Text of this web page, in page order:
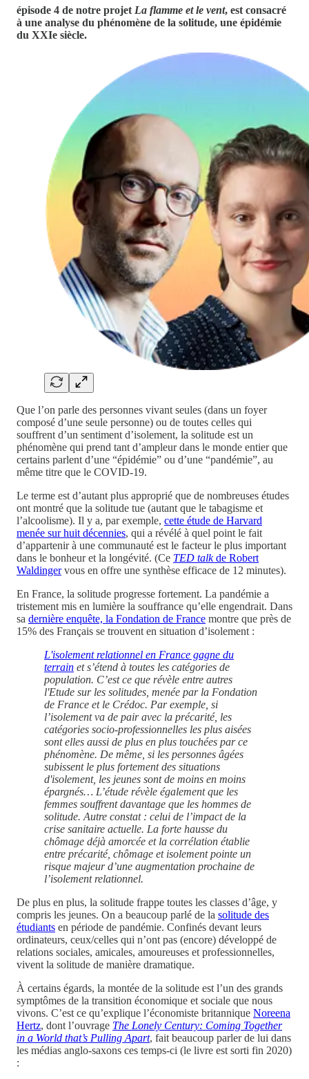
épisode 4 de notre projet La flamme et le vent, est consacré
à une analyse du phénomène de la solitude, une épidémie
du XXIe siècle.
Que l’on parle des personnes vivant seules (dans un foyer
composé d’une seule personne) ou de toutes celles qui
souffrent d’un sentiment d’isolement, la solitude est un
phénomène qui prend tant d’ampleur dans le monde entier que
certains parlent d’une “épidémie” ou d’une “pandémie”, au
même titre que le COVID-19.
Le terme est d’autant plus approprié que de nombreuses études
ont montré que la solitude tue (autant que le tabagisme et
l’alcoolisme). Il y a, par exemple, cette étude de Harvard
menée sur huit décennies, qui a révélé à quel point le fait
d’appartenir à une communauté est le facteur le plus important
dans le bonheur et la longévité. (Ce TED talkde Robert
Waldingervous en offre une synthèse efficace de 12 minutes).
En France, la solitude progresse fortement. La pandémie a
tristement mis en lumière la souffrance qu’elle engendrait. Dans
sa dernière enquête, la Fondation de France montre que près de
15% des Français se trouvent en situation d’isolement :
L'isolement relationnel en France gagne du
terrain et s’étend à toutes les catégories de
population. C’est ce que révèle entre autres
l'Etude sur les solitudes, menée par la Fondation
de France et le Crédoc. Par exemple, si
l’isolement va de pair avec la précarité, les
catégories socio-professionnelles les plus aisées
sont elles aussi de plus en plus touchées par ce
phénomène. De même, si les personnes âgées
subissent le plus fortement des situations
d'isolement, les jeunes sont de moins en moins
épargnés… L’étude révèle également que les
femmes souffrent davantage que les hommes de
solitude. Autre constat : celui de l’impact de la
crise sanitaire actuelle. La forte hausse du
chômage déjà amorcée et la corrélation établie
entre précarité, chômage et isolement pointe un
risque majeur d’une augmentation prochaine de
l’isolement relationnel.
De plus en plus, la solitude frappe toutes les classes d’âge, y
compris les jeunes. On a beaucoup parlé de la solitude des
étudiants en période de pandémie. Confinés devant leurs
ordinateurs, ceux/celles qui n’ont pas (encore) développé de
relations sociales, amicales, amoureuses et professionnelles,
vivent la solitude de manière dramatique.
À certains égards, la montée de la solitude est l’un des grands
symptômes de la transition économique et sociale que nous
vivons. C’est ce qu’explique l’économiste britannique Noreena
Hertz, dont l’ouvrage The Lonely Century: Coming Together
in a World that’s Pulling Apart, fait beaucoup parler de lui dans
les médias anglo-saxons ces temps-ci (le livre est sorti fin 2020)
: